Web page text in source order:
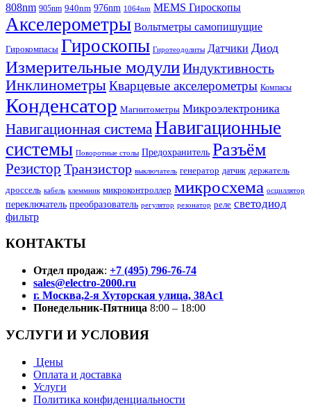
808nm 905nm 940nm 976nm 1064nm MEMS Гироскопы
Акселерометры Вольтметры самопишущие
Гирокомпасы Гироскопы Гиротеодолиты Датчики Диод
Измерительные модулиИндуктивность
ИнклинометрыКварцевые акселерометры Компасы
Конденсатор Магнитометры Микроэлектроника
Навигационная система Навигационные
системы Поворотные столы Предохранитель Разъём
Резистор Транзистор выключатель генератор датчик держатель
дроссель кабель клеммник микроконтроллер микросхема осциллятор
переключатель преобразователь регулятор резонатор реле светодиод
фильтр
КОНТАКТЫ
Отдел продаж: +7 (495) 796-76-74
sales@electro-2000.ru
г. Москва,2-я Хуторская улица, 38Ас1
Понедельник-Пятница 8:00 – 18:00
УСЛУГИ И УСЛОВИЯ
Цены
Оплата и доставка
Услуги
Политика конфиденциальности